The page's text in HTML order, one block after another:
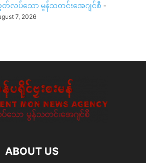
လပ်သော မွန်သတင်းအေဂျင်စီ -
7, 2026
ABOUT US